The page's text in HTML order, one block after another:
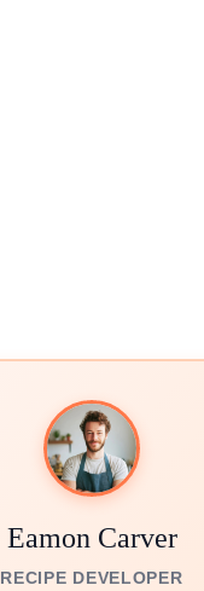
Eamon Carver
RECIPE DEVELOPER